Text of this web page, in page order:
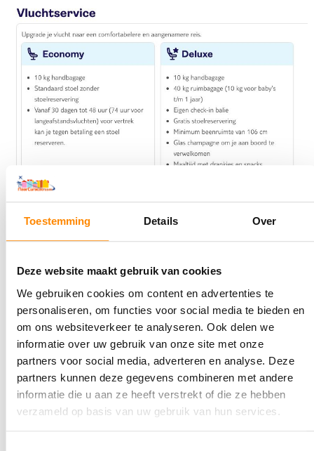
Toestemming Details Over
Deze website maakt gebruik van cookies
We gebruiken cookies om content en advertenties te
personaliseren, om functies voor social media te bieden en
om ons websiteverkeer te analyseren. Ook delen we
informatie over uw gebruik van onze site met onze
partners voor social media, adverteren en analyse. Deze
partners kunnen deze gegevens combineren met andere
informatie die u aan ze heeft verstrekt of die ze hebben
verzameld op basis van uw gebruik van hun services.
klik op afbeelding voor vergrote weergave
Is TUI Deluxe de extra kosten waard?
Ja, in sommige gevallen kan het zeker de extra kosten